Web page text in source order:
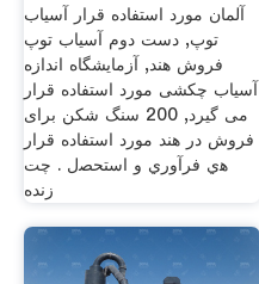
آلمان مورد استفاده قرار آسیاب
توپ, دست دوم آسیاب توپ
فروش هند, آزمایشگاه اندازه
آسیاب چکشی مورد استفاده قرار
می گیرد, 200 سنگ شکن برای
فروش در هند مورد استفاده قرار
ﻫي ﻓﺮآوري و اﺳﺘﺤﺼل . چت
زنده